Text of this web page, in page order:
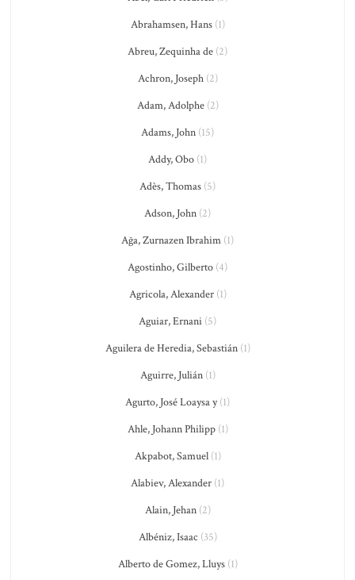
Abrahamsen, Hans(1)
Abreu, Zequinha de (2)
Achron, Joseph(2)
Adam, Adolphe(2)
Adams, John (15)
Addy, Obo (1)
Adès, Thomas (5)
Adson, John (2)
Ağa, Zurnazen Ibrahim (1)
Agostinho, Gilberto (4)
Agricola, Alexander(1)
Aguiar, Ernani (5)
Aguilera de Heredia, Sebastián(1)
Aguirre, Julián(1)
Agurto, José Loaysa y(1)
Ahle, Johann Philipp(1)
Akpabot, Samuel(1)
Alabiev, Alexander (1)
Alain, Jehan(2)
Albéniz, Isaac (35)
Alberto de Gomez, Lluys(1)